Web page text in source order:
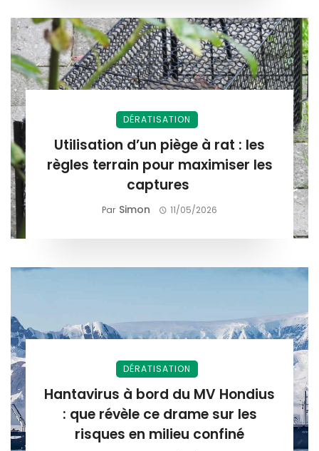
DÉRATISATION
Utilisation d’un piège à rat : les
règles terrain pour maximiser les
captures
Par Simon 11/05/2026
DÉRATISATION
Hantavirus à bord du MV Hondius
: que révèle ce drame sur les
risques en milieu confiné